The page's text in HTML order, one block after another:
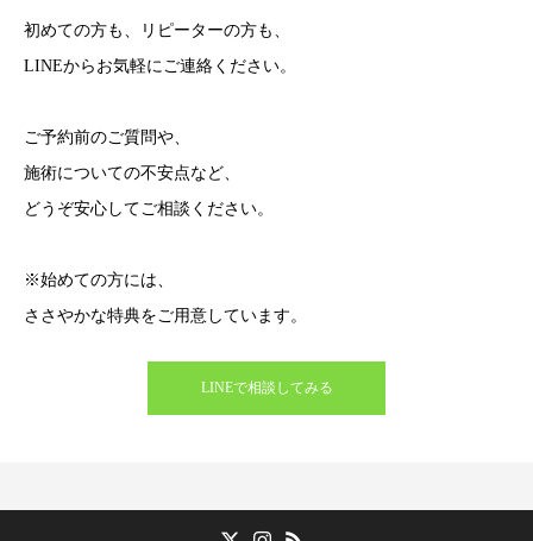
初めての方も、リピーターの方も、
LINEからお気軽にご連絡ください。
ご予約前のご質問や、
施術についての不安点など、
どうぞ安心してご相談ください。
※始めての方には、
ささやかな特典をご用意しています。
LINEで相談してみる